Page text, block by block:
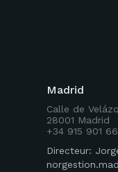
Madrid
Calle de
28001 Madrid
+34 915 901
Directeur: